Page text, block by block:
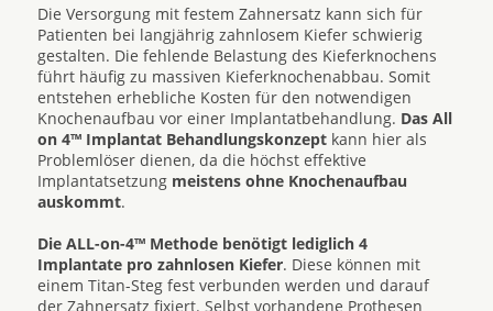
Die Versorgung mit festem Zahnersatz kann sich für
Patienten bei langjährig zahnlosem Kiefer schwierig
gestalten. Die fehlende Belastung des Kieferknochens
führt häufig zu massiven Kieferknochenabbau. Somit
entstehen erhebliche Kosten für den notwendigen
Knochenaufbau vor einer Implantatbehandlung. Das All
on 4™ Implantat Behandlungskonzept kann hier als
Problemlöser dienen, da die höchst effektive
Implantatsetzung meistens ohne Knochenaufbau
auskommt.
Die ALL-on-4™ Methode benötigt lediglich 4
Implantate pro zahnlosen Kiefer. Diese können mit
einem Titan-Steg fest verbunden werden und darauf
der Zahnersatz fixiert. Selbst vorhandene Prothesen